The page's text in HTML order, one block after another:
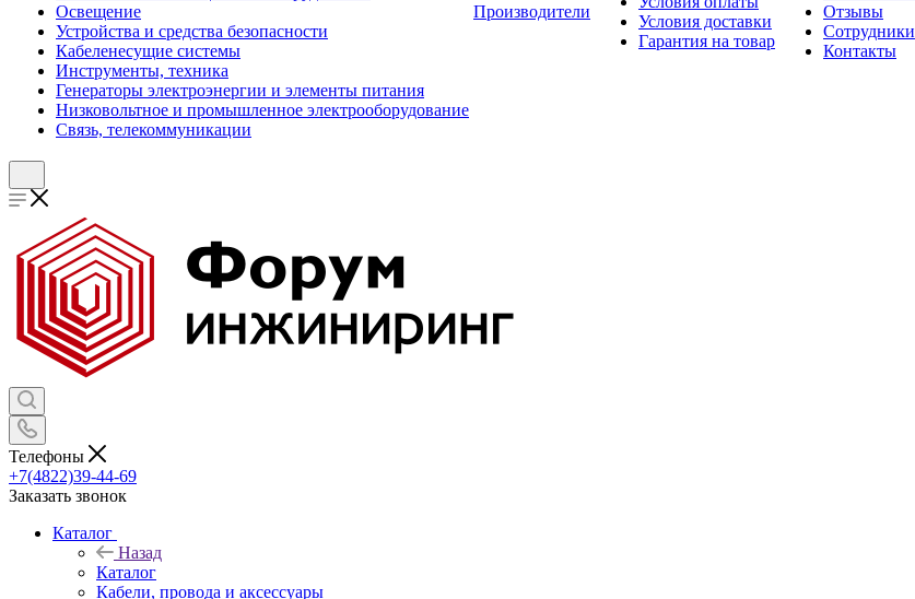
Освещение
Устройства и средства безопасности
Кабеленесущие системы
Инструменты, техника
Генераторы электроэнергии и элементы питания
Низковольтное и промышленное электрооборудование
Связь, телекоммуникации
Производители
Условия доставки
Гарантия на товар
Отзывы
Сотрудники
Контакты
Телефоны
+7(4822)39-44-69
Заказать звонок
Каталог
Назад
Каталог
Кабели, провода и аксессуары